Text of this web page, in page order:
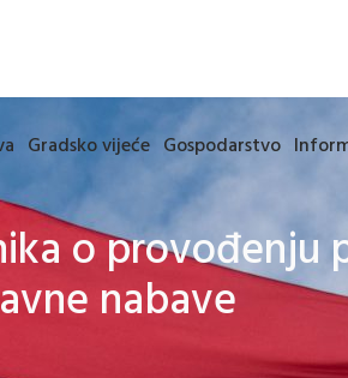
Gradsko vijeće Gospodarstvo
o provođenju
nabave